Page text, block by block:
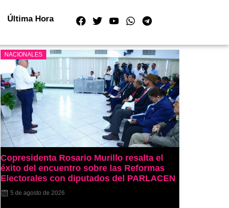
Última Hora
NACIONALES
Copresidenta Rosario Murillo resalta el
éxito del encuentro sobre las Reformas
Electorales con diputados del PARLACEN
5 de agosto de 2026